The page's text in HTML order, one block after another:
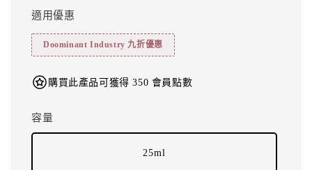
適用優惠
Doominant Industry 九折優惠
購買此產品可獲得 350 會員點數
容量
25ml